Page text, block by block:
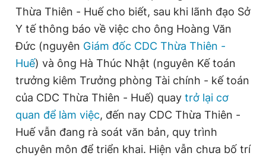
Đọc Thanh Niên trên điện thoại
Theo dõi báo trên
Hotline Liên hệ quảng cáo
0908 780 404
Thừa Thiên - Huế cho biết, sau khi lãnh đạo Sở
Y tế thông báo về việc cho ông Hoàng Văn
Đức (nguyên Giám đốc CDC Thừa Thiên -
Huế) và ông Hà Thúc Nhật (nguyên Kế toán
trưởng kiêm Trưởng phòng Tài chính - kế toán
của CDC Thừa Thiên - Huế) quay trở lại cơ
quan để làm việc, đến nay CDC Thừa Thiên -
Huế vẫn đang rà soát văn bản, quy trình
chuyên môn để triển khai. Hiện vẫn chưa bố trí